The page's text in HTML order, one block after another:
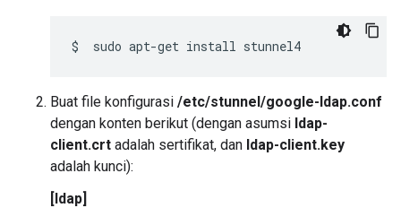
$ sudo apt-get install
Buat file konfigurasi /etc/stunnel/google-ldap.conf
dengan konten berikut (dengan asumsi ldap-
client.crt adalah sertifikat, dan ldap-client.key
adalah kunci):
[ldap]